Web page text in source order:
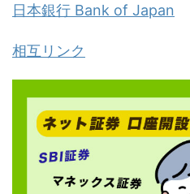
日本銀行 Bank of Japan
相互リンク